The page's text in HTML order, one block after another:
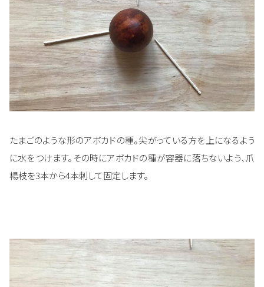
たまごのような形のアボカドの種。尖がっている方を上になるよう
に水をつけます。その時にアボカドの種が容器に落ちないよう、爪
楊枝を3本から4本刺して固定します。